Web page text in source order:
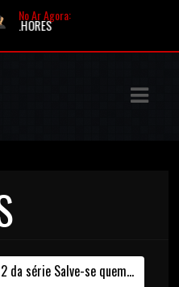
No Ar Agora:
Episódio 2 da série Salve-se quem puder (opamina Barata: O Preço da Recompensa Instantânea)